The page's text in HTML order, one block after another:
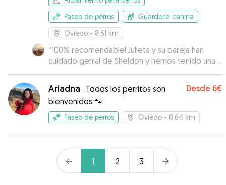
Paseo de perros
Guardería canina
Oviedo - 8.61 km
“100% recomendable! Julieta y su pareja han
cuidado genial de Sheldon y hemos tenido una
comunicación muy fluida, lo cual siempre se
agradece.
Ariadna · Todos los perritos son
bienvenidos 🐾
Desde 6€
Paseo de perros Oviedo - 8.64 km
1 2 3